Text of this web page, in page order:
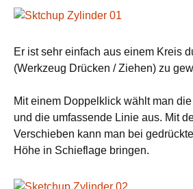
Er ist sehr einfach aus einem Kreis
(Werkzeug Drücken / Ziehen) zu
Mit einem Doppelklick wählt man
und die umfassende Linie aus. Mit
Verschieben kann man bei
Höhe in Schieflage bringen.